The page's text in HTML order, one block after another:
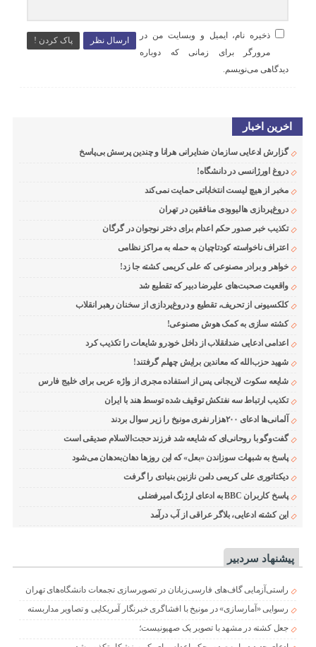
ارسال نظر پاک کردن !
ذخیره نام، ایمیل و وبسایت من در
مرورگر برای زمانی که دوباره
دیدگاهی می‌نویسم.
اخرین اخبار
گزارش ادعایی سازمان ضدایرانی هرانا و چندین پرسش بی‌پاسخ
دروغ اورژانسی در دانشگاه!
مخبر از هیچ لیست انتخاباتی حمایت نمی‌کند
دروغ‌پردازی هالیوودی منافقین در تهران
تکذیب خبر صدور حکم اعدام برای دختر نوجوان در گرگان
اعتراف ناخواسته کودتاچیان به حمله به مراکز نظامی
خواهر و برادر مصنوعی که علی کریمی کشته جا زد!
واقعیت صحبت‌های علیرضا دبیر که تقطیع شد
کلکسیونی از تحریف، تقطیع و دروغ‌پردازی از سخنان رهبر انقلاب
کشته سازی به کمک هوش مصنوعی!
اعدامی ادعایی ضدانقلاب از داخل خودرو شایعات را تکذیب کرد
شهید حزب‌الله که معاندین برایش چهلم گرفتند!
شایعه سکوت لاریجانی پس از استفاده مجری از واژه عربی برای خلیج فارس
تکذیب ارتباط سه نفتکش توقیف شده توسط هند با ایران
آلمانی‌ها ادعای ۲۰۰هزار نفری مونیخ را زیر سوال بردند
گفت‌وگو با روحانی‌ای که شایعه شد فرزند حجت‌الاسلام صدیقی است
پاسخ به شبهات سوزاندن «بعل» که این روزها دهان‌به‌دهان می‌شود
دیکتاتوری علی کریمی دامن نازنین بنیادی را گرفت
پاسخ کاربران BBC به ادعای ارژنگ امیرفضلی
این کشته ادعایی، بلاگر عراقی از آب درآمد
پیشنهاد سردبیر
راستی‌آزمایی گاف‌های فارسی‌زبانان در تصویرسازی تجمعات دانشگاه‌های تهران
رسوایی «آمارسازی» در مونیخ با افشاگری خبرنگار آمریکایی و تصاویر مداربسته
جعل کشته در مشهد با تصویر یک صهیونیست؛